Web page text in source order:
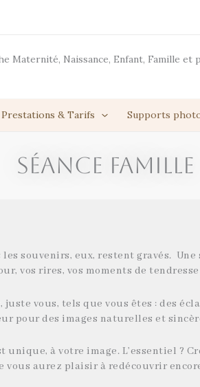
Maternité, Naissance, Enfant, Famille et
Prestations & Tarifs Supports
Séance FAMILLE
souvenirs, eux, restent gravés. Une
vos rires, vos moments de
vous, tels que vous êtes : des
pour des images naturelles et
unique, à votre image. L’essentiel ?
vous aurez plaisir à redécouvrir